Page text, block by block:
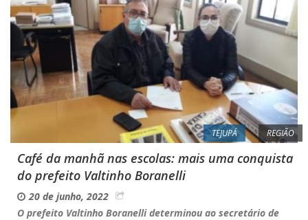
TEJUPÁ REGIÃO
Café da manhã nas escolas: mais uma conquista
do prefeito Valtinho Boranelli
20 de junho, 2022
O prefeito Valtinho Boranelli determinou ao secretário de